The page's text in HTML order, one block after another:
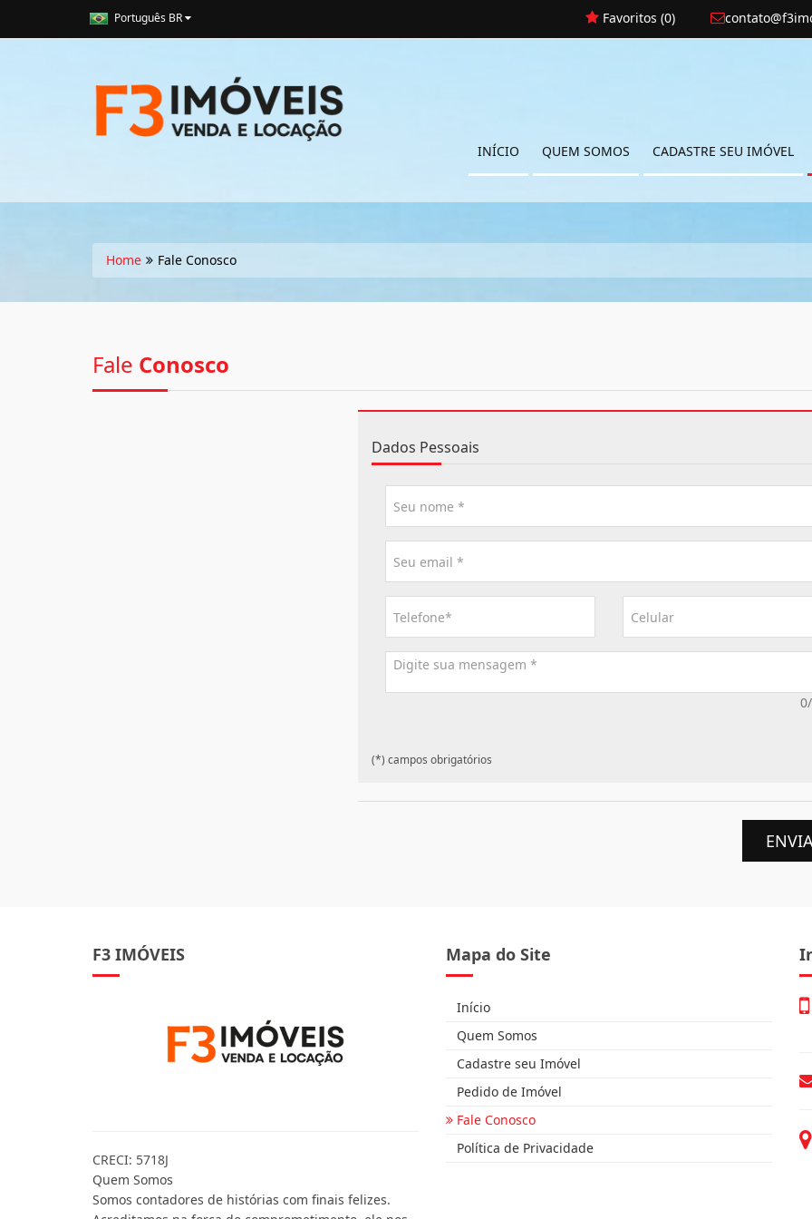
Português BR Favoritos (0)
INÍCIO QUEM SOMOS CADASTRE SEU IMÓVEL
Home Fale Conosco
Fale Conosco
Dados Pessoais
(*) campos obrigatórios
F3 IMÓVEIS
CRECI: 5718J
Quem Somos
Somos contadores de histórias com finais felizes.
Mapa do Site
Início
Quem Somos
Cadastre seu Imóvel
Pedido de Imóvel
Fale Conosco
Política de Privacidade